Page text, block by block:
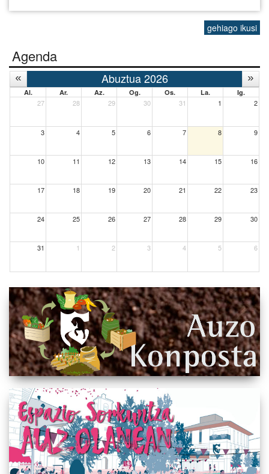
gehiago ikusi
Agenda
Abuztua 2026
Al. Ar. Az. Og. Os. La. Ig.
27 28 29 30 31 1 2
3 4 5 6 7 8 9
10 11 12 13 14 15 16
17 18 19 20 21 22 23
24 25 26 27 28 29 30
31 1 2 3 4 5 6